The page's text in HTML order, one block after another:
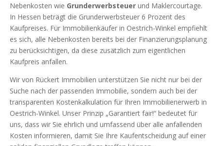
Nebenkosten wie Grunderwerbsteuer und Maklercourtage.
In Hessen beträgt die Grunderwerbsteuer 6 Prozent des
Kaufpreises. Für Immobilienkäufer in Oestrich-Winkel empfiehlt
es sich, alle Nebenkosten bereits bei der Finanzierungsplanung
zu berücksichtigen, da diese zusätzlich zum eigentlichen
Kaufpreis anfallen.
Wir von Rückert Immobilien unterstützen Sie nicht nur bei der
Suche nach der passenden Immobilie, sondern auch bei der
transparenten Kostenkalkulation für Ihren Immobilienerwerb in
Oestrich-Winkel. Unser Prinzip „Garantiert fair!“ bedeutet für
uns, dass wir Sie ehrlich und umfassend über alle anfallenden
Kosten informieren, damit Sie Ihre Kaufentscheidung auf einer